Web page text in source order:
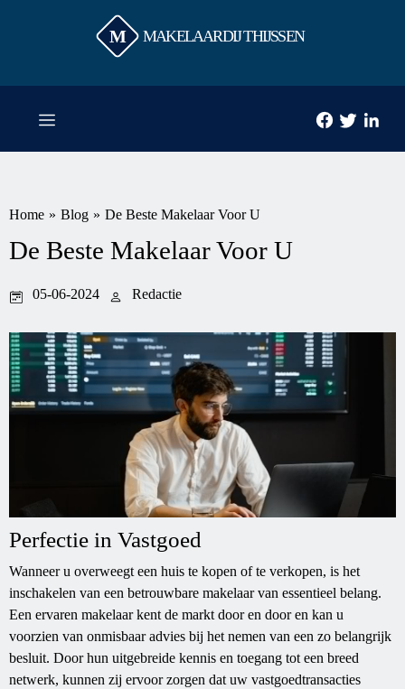
M MAKELAARDIJ THIJSSEN
Home » Blog » De Beste Makelaar Voor U
De Beste Makelaar Voor U
05-06-2024 Redactie
Perfectie in Vastgoed
Wanneer u overweegt een huis te kopen of te verkopen, is het
inschakelen van een betrouwbare makelaar van essentieel belang.
Een ervaren makelaar kent de markt door en door en kan u
voorzien van onmisbaar advies bij het nemen van een zo belangrijk
besluit. Door hun uitgebreide kennis en toegang tot een breed
netwerk, kunnen zij ervoor zorgen dat uw vastgoedtransacties